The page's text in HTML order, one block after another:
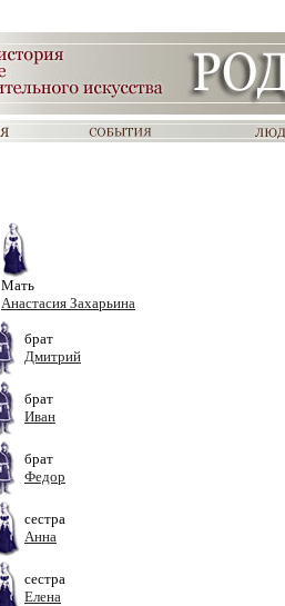
Мать
Анастасия Захарьина
брат
Дмитрий
брат
Иван
брат
Федор
сестра
Анна
сестра
Елена